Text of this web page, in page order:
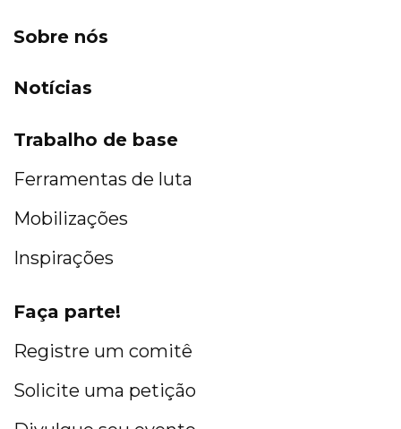
Sobre nós
Notícias
Trabalho de base
Ferramentas de luta
Mobilizações
Inspirações
Faça parte!
Registre um comitê
Solicite uma petição